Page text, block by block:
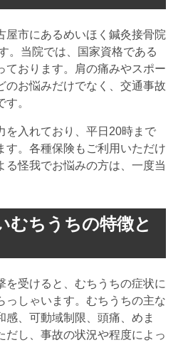
屋市にあるめいほく鍼灸接骨院
。当院では、国家資格である
ております。肩の痛みやスポー
のお悩みだけでなく、交通事故
。
を入れており、平日20時まで
す。各種保険もご利用いただけ
る怪我でお悩みの方は、一度当
むちうちの特徴と
を受けると、むちうちの症状に
っしゃいます。むちうちの主な
感、可動域制限、頭痛、めま
だし、事故の状況や程度によっ